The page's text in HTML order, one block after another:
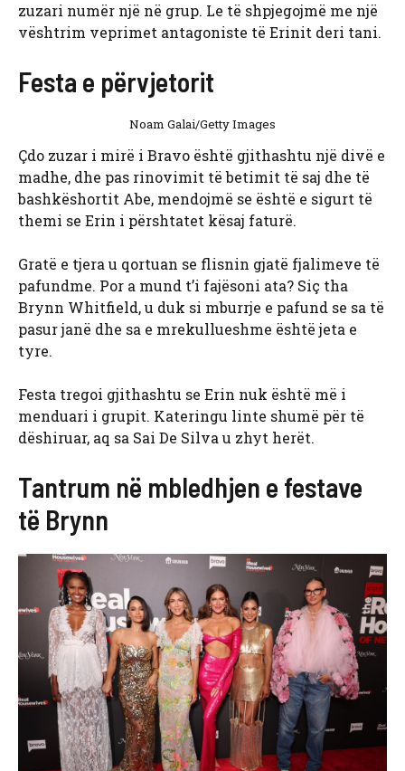
zuzari numër një në grup. Le të shpjegojmë me një
vështrim veprimet antagoniste të Erinit deri tani.
Festa e përvjetorit
Noam Galai/Getty Images
Çdo zuzar i mirë i Bravo është gjithashtu një divë e
madhe, dhe pas rinovimit të betimit të saj dhe të
bashkëshortit Abe, mendojmë se është e sigurt të
themi se Erin i përshtatet kësaj faturë.
Gratë e tjera u qortuan se flisnin gjatë fjalimeve të
pafundme. Por a mund t’i fajësoni ata? Siç tha
Brynn Whitfield, u duk si mburrje e pafund se sa të
pasur janë dhe sa e mrekullueshme është jeta e
tyre.
Festa tregoi gjithashtu se Erin nuk është më i
menduari i grupit. Kateringu linte shumë për të
dëshiruar, aq sa Sai De Silva u zhyt herët.
Tantrum në mbledhjen e festave
të Brynn